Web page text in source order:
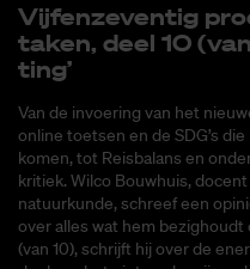
Vijf­en­ze­ven­tig
ta­ken, deel 10
ting’
Van de invoering van het
online toetsen en de SDG’s
komen, tot Reisbalans en
kritiek. Wilco Bouwhuis,
natuurkunde, schreef een
over alles wat hem bezighoudt
(van 10), schrijft hij over de